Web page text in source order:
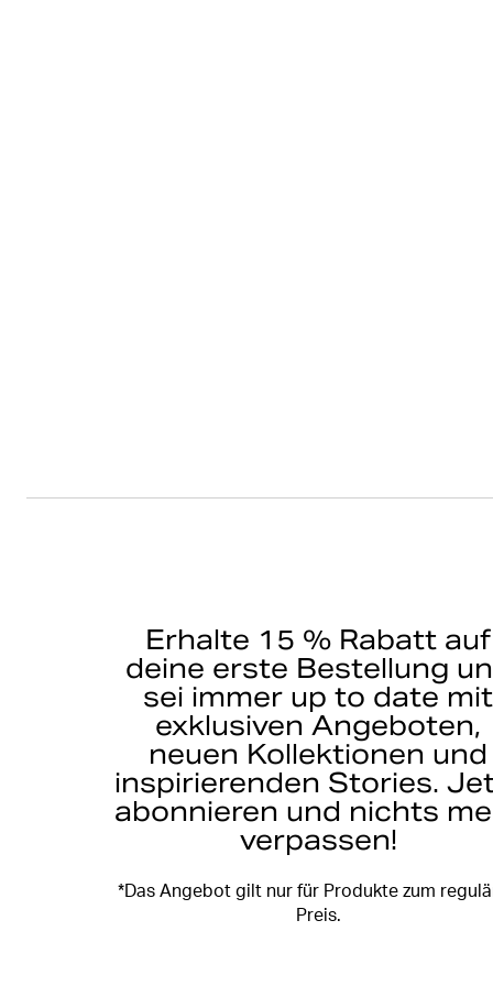
Erhalte 15 % Rabatt auf
deine erste Bestellung
sei immer up to date mit
exklusiven Angeboten,
neuen Kollektionen und
inspirierenden Stories.
abonnieren und nichts
verpassen!
*Das Angebot gilt nur für Produkte zum
Preis.